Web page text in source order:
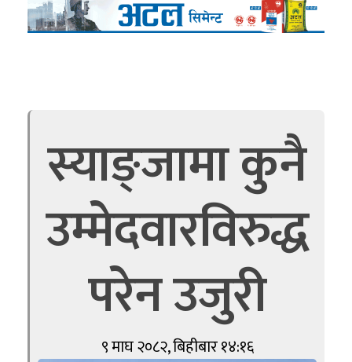
स्याङ्जामा कुनै
उम्मेदवारविरुद्ध
परेन उजुरी
९ माघ २०८२, बिहीबार १४:१६